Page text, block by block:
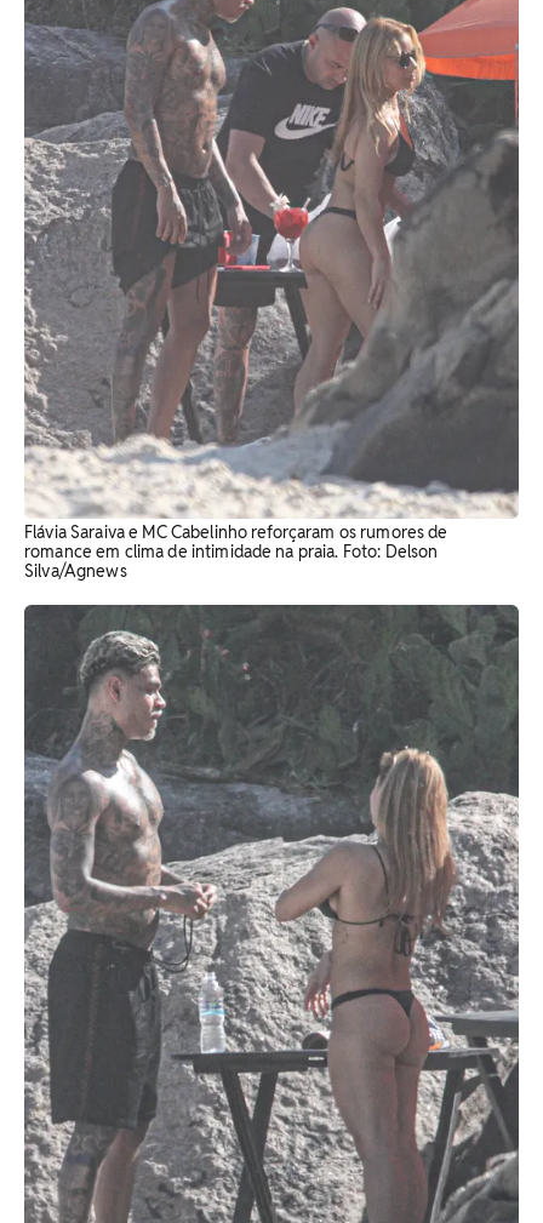
Flávia Saraiva e MC Cabelinho reforçaram os rumores de
romance em clima de intimidade na praia. Foto: Delson
Silva/Agnews